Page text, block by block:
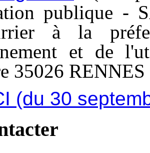
publique -
à la
et de
35026
(du 30